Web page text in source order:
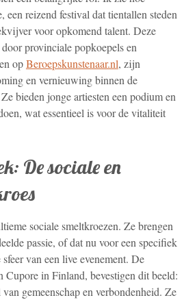
een reizend festival dat tientallen steden
voor opkomend talent. Deze
provinciale popkoepels en
opBeroepskunstenaar.nl, zijn
en vernieuwing binnen de
bieden jonge artiesten een podium en
wat essentieel is voor de vitaliteit
De sociale en
sociale smeltkroezen. Ze brengen
passie, of dat nu voor een specifiek
van een live evenement. De
Cupore in Finland, bevestigen dit beeld:
gemeenschap en verbondenheid. Ze